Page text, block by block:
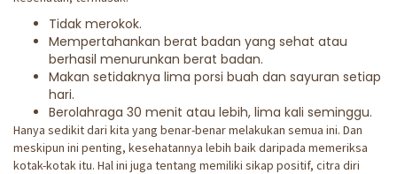
Tidak merokok.
Mempertahankan berat badan yang sehat atau
berhasil menurunkan berat badan.
Makan setidaknya lima porsi buah dan sayuran setiap
hari.
Berolahraga 30 menit atau lebih, lima kali seminggu.
Hanya sedikit dari kita yang benar-benar melakukan semua ini. Dan
meskipun ini penting, kesehatannya lebih baik daripada memeriksa
kotak-kotak itu. Hal ini juga tentang memiliki sikap positif, citra diri